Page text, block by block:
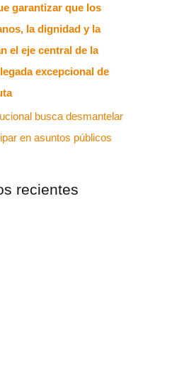
garantizar que los
la dignidad y la
el eje central de la
excepcional de
busca desmantelar
en asuntos públicos
recientes